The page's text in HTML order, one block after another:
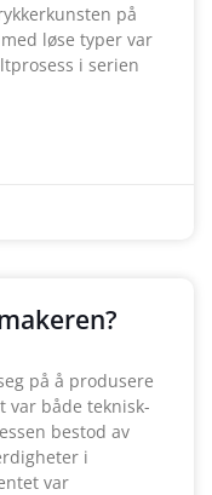
på
løse typer var
i serien
på å produsere
var både teknisk-
bestod av
i
var